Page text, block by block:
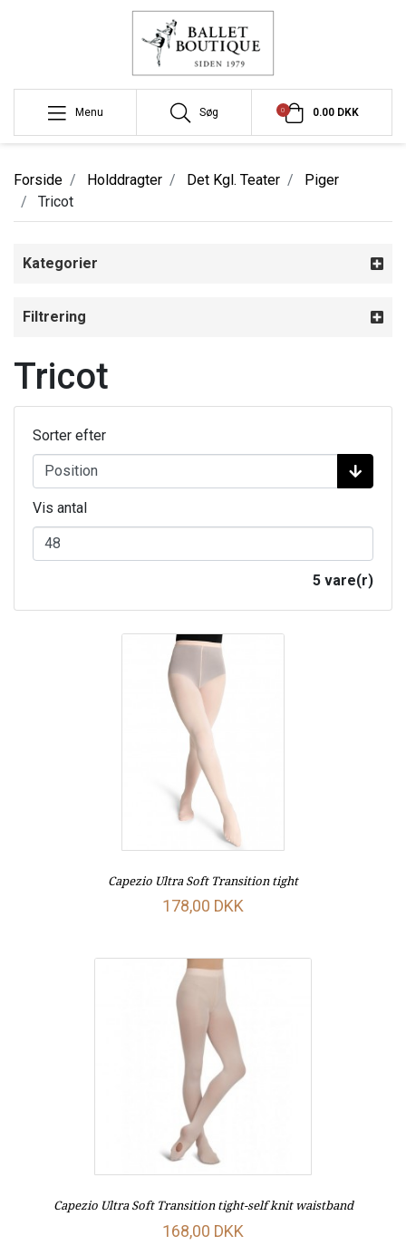
Menu Søg 0 0.00 DKK
Forside Holddragter Det Kgl. Teater
Piger
Tricot
Kategorier
Filtrering
Tricot
Sorter efter
Vis antal
5 vare(r)
Capezio Ultra Soft Transition tight
178,00 DKK
Capezio Ultra Soft Transition tight-self knit waistband
168,00 DKK